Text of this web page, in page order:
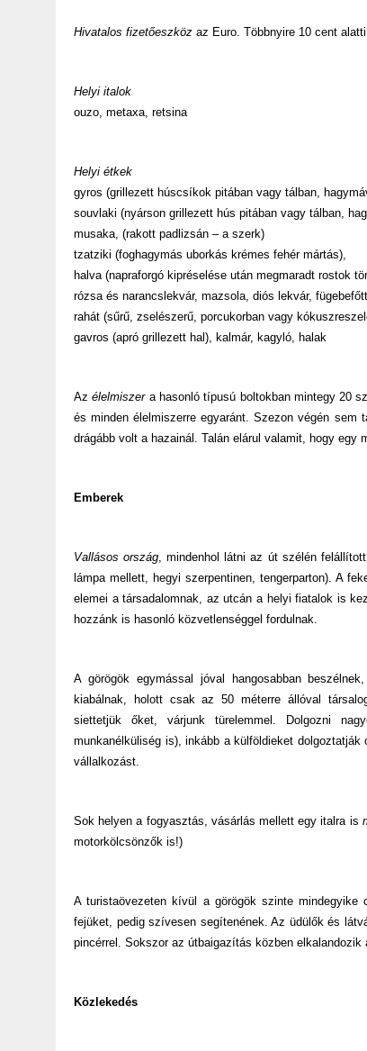
Hivatalos fizetőeszköz az Euro. Többnyire 10 cent
Helyi italok
ouzo, metaxa, retsina
Helyi étkek
gyros (grillezett húscsíkok pitában vagy tálban,
souvlaki (nyárson grillezett hús pitában vagy tálban,
musaka, (rakott padlizsán – a szerk)
tzatziki (foghagymás uborkás krémes fehér mártás),
halva (napraforgó kipréselése után megmaradt rostok
rózsa és narancslekvár, mazsola, diós lekvár,
rahát (sűrű, zselészerű, porcukorban vagy
gavros (apró grillezett hal), kalmár, kagyló, halak
Azélelmiszera hasonló típusú boltokban mintegy 20
és minden élelmiszerre egyaránt. Szezon végén sem
drágább volt a hazainál. Talán elárul valamit, hogy
Emberek
Vallásos ország, mindenhol látni az út szélén
lámpa mellett, hegyi szerpentinen, tengerparton). A
elemei a társadalomnak, az utcán a helyi fiatalok is
hozzánk is hasonló közvetlenséggel fordulnak.
A görögök egymással jóval hangosabban
kiabálnak, holott csak az 50 méterre állóval
siettetjük őket, várjunk türelemmel. Dolgozni
munkanélküliség is), inkább a külföldieket
vállalkozást.
Sok helyen a fogyasztás, vásárlás mellett egy italra is
motorkölcsönzők is!)
A turistaövezeten kívül a görögök szinte mindegyike
fejüket, pedig szívesen segítenének. Az üdülők és
pincérrel. Sokszor az útbaigazítás közben
Közlekedés